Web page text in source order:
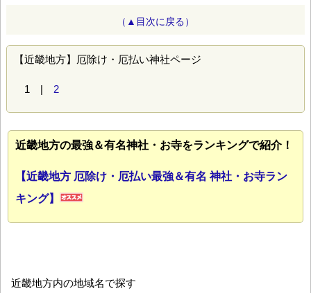
（▲目次に戻る）
【近畿地方】厄除け・厄払い神社ページ
1 | 2
近畿地方の最強＆有名神社・お寺をランキングで紹介！
【近畿地方 厄除け・厄払い最強＆有名 神社・お寺ラン
キング】
近畿地方内の地域名で探す